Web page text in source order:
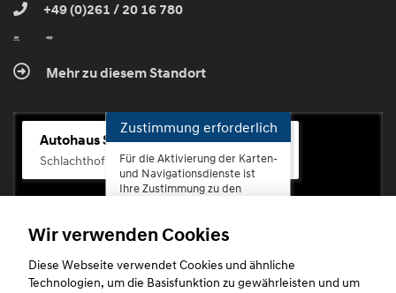
+49 (0)261 / 20 16 780
Mehr zu diesem Standort
Autohaus Scherhag
Schlachthofstr. 68, 56073 Koblenz-Rauental
Zustimmung erforderlich
Für die Aktivierung der Karten-
und Navigationsdienste ist
Ihre Zustimmung zu den
erforderlich.
Zustimmen
Wir verwenden Cookies
Diese Webseite verwendet Cookies und ähnliche
Technologien, um die Basisfunktion zu gewährleisten und um